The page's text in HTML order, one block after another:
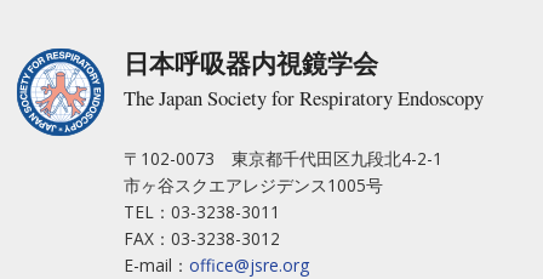
日本呼吸器内視鏡学会
The Japan Society for Respiratory Endoscopy
〒102-0073 東京都千代田区九段北4-2-1
市ヶ谷スクエアレジデンス1005号
TEL：03-3238-3011
FAX：03-3238-3012
E-mail：office@jsre.org